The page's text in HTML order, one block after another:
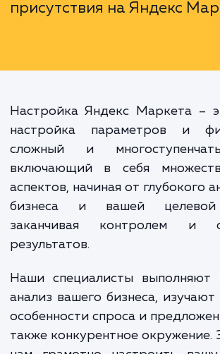
специфики
Наши специалисты
избежать этих
максимальную
присутствия на Яндекс
Настройка Яндекс
настройка параметров
сложный и